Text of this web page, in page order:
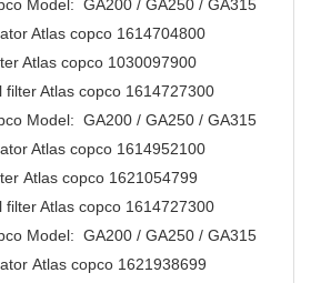
Model: GA200 / GA250 / GA315
Atlas copco 1614704800
Atlas copco 1030097900
Atlas copco 1614727300
Model: GA200 / GA250 / GA315
Atlas copco 1614952100
Atlas copco 1621054799
Atlas copco 1614727300
Model: GA200 / GA250 / GA315
Atlas copco 1621938699